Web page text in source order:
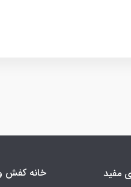
مفید خانه کفش